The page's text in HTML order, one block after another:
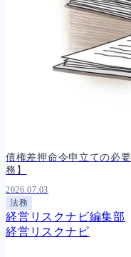
損害賠償・
157
ガバナンス
再建準備67
人事労務572
人件費21
品質・リコ
私的整理151
法的整理
債権差押命令申立ての必
務】
2026.07.03
法務
経営リスクナビ編集部
経営リスクナビ